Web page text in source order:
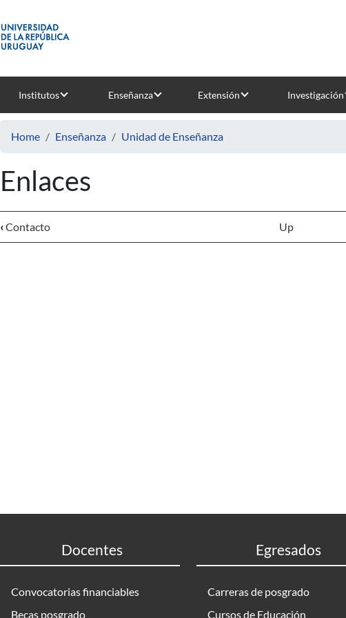
Institutos Enseñanza Extensión Investigación
Home Enseñanza Unidad de Enseñanza
Enlaces
‹Contacto Up
Docentes
Convocatorias financiables
Becas posgrado
Egresados
Carreras de posgrado
Cursos de Educación